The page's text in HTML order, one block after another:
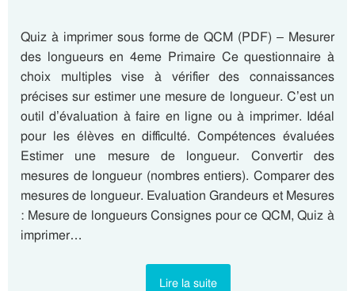
Quiz à imprimer sous forme de QCM (PDF) – Mesurer
des longueurs en 4eme Primaire Ce questionnaire à
choix multiples vise à vérifier des connaissances
précises sur estimer une mesure de longueur. C’est un
outil d’évaluation à faire en ligne ou à imprimer. Idéal
pour les élèves en difficulté. Compétences évaluées
Estimer une mesure de longueur. Convertir des
mesures de longueur (nombres entiers). Comparer des
mesures de longueur. Evaluation Grandeurs et Mesures
: Mesure de longueurs Consignes pour ce QCM, Quiz à
imprimer…
Lire la suite